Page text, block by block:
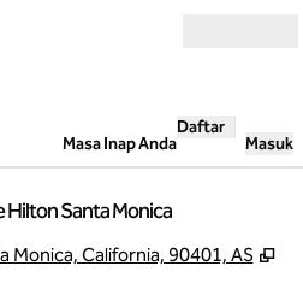
Masa Inap Anda
Daftar
Masuk
Hilton Santa Monica
Monica, California, 90401, AS ,